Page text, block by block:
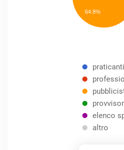
64.8%
praticanti
elenco
altro